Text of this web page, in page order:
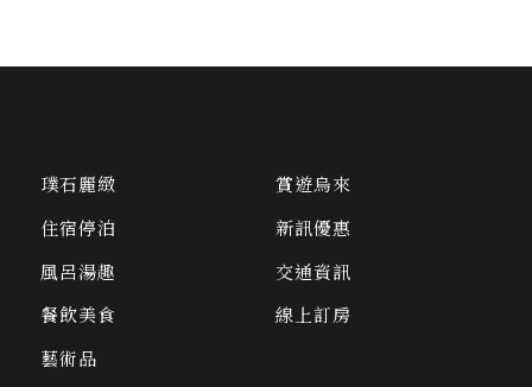
璞石麗緻
住宿停泊
風呂湯趣
餐飲美食
藝術品
賞遊烏來
新訊優惠
交通資訊
線上訂房